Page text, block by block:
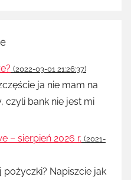
(2022-03-01 21:26:37)
ja nie mam na
czyli bank nie jest mi
– sierpień 2026 r. (2021-
pożyczki? Napiszcie jak